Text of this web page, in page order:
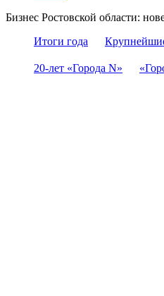
Бизнес Ростовской области:
Итоги года
20-лет «Города N»